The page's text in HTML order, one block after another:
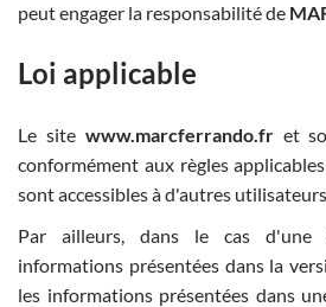
peut engager la responsabilité de
Loi applicable
Le site www.marcferrando.fret
conformément aux règles
sont accessibles à d'autres
Par ailleurs, dans le cas d'une
informations présentées dans la
les informations présentées dans